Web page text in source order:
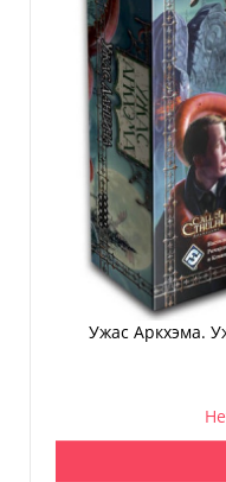
Ужас Аркхэма.